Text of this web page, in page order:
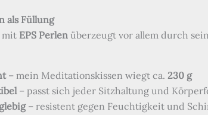
als Füllung
mit EPS Perlenüberzeugt vor allem durch
– mein Meditationskissen wiegt ca. 230 g
– passt sich jeder Sitzhaltung und
– resistent gegen Feuchtigkeit und